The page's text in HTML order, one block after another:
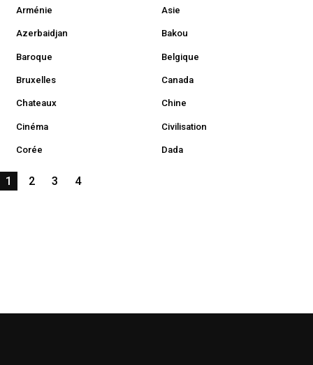
Arménie Asie
Azerbaidjan Bakou
Baroque Belgique
Bruxelles Canada
Chateaux Chine
Cinéma Civilisation
Corée Dada
1 2 3 4